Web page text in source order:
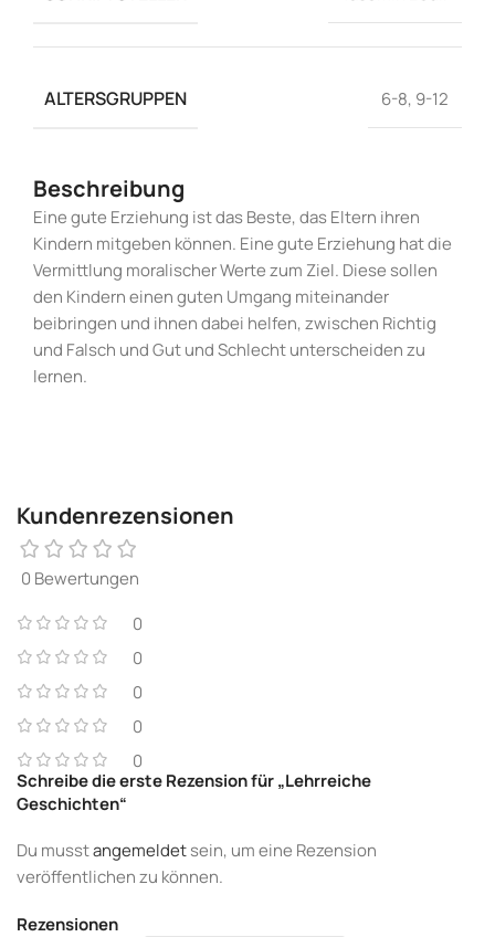
ALTERSGRUPPEN 6-8, 9-12
Beschreibung
Eine gute Erziehung ist das Beste, das Eltern ihren
Kindern mitgeben können. Eine gute Erziehung hat die
Vermittlung moralischer Werte zum Ziel. Diese sollen
den Kindern einen guten Umgang miteinander
beibringen und ihnen dabei helfen, zwischen Richtig
und Falsch und Gut und Schlecht unterscheiden zu
lernen.
Kundenrezensionen
0 Bewertungen
0
0
0
0
0
Rezensionen
Schreibe die erste Rezension für „Lehrreiche
Geschichten“
Du musstangemeldetsein, um eine Rezension
veröffentlichen zu können.